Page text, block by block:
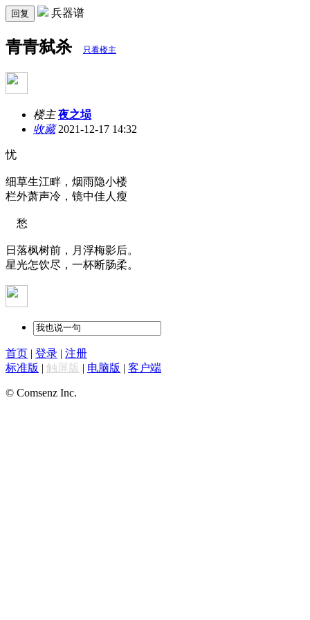
回复 兵器谱
青青弑杀 只看楼主
楼主 夜之埙
收藏2021-12-17 14:32
忧
细草生江畔，烟雨隐小楼
栏外萧声冷，镜中佳人瘦
愁
日落枫树前，月浮梅影后。
星光怎饮尽，一杯断肠柔。
首页 | 登录 | 注册
标准版 | 触屏版 | 电脑版 | 客户端
© Comsenz Inc.